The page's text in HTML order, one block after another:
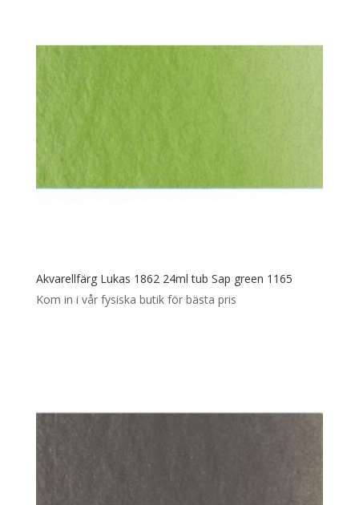
Akvarellfärg Lukas 1862 24ml tub Sap green 1165
Kom in i vår fysiska butik för bästa pris